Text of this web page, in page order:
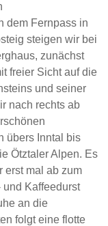
dem Fernpass in
steigen wir bei
zunächst
freier Sicht auf die
und seiner
nach rechts ab
übers Inntal bis
Ötztaler Alpen. Es
erst mal ab zum
und Kaffeedurst
an die
folgt eine flotte